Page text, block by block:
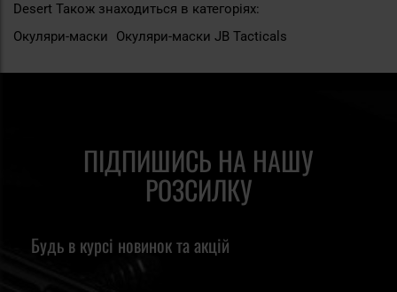
Desert Також знаходиться в категоріях:
Окуляри-маски
Окуляри-маски JB Tacticals
ПІДПИШИСЬ НА НАШУ
РОЗСИЛКУ
Будь в курсі новинок та акцій